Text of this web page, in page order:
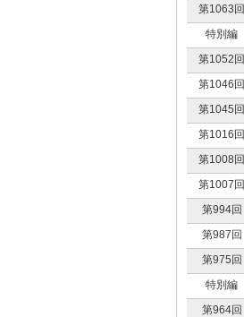
第1063回
特別編
第1052回
第1046回
第1045回
第1016回
第1008回
第1007回
第994回
第987回
第975回
特別編
第964回